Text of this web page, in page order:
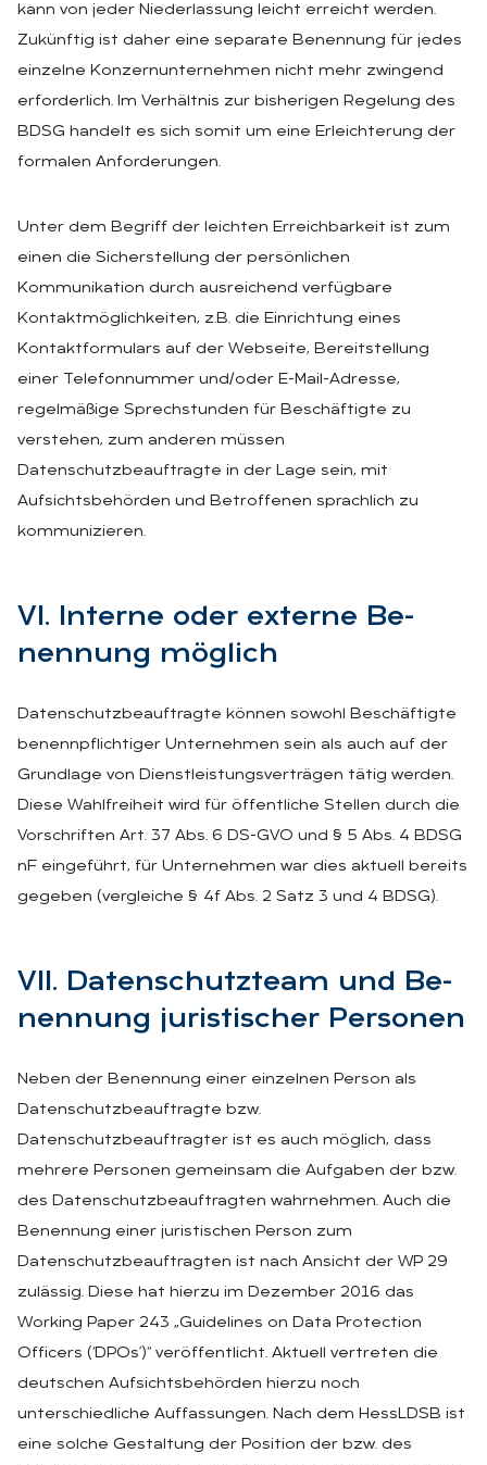
kann von jeder Niederlassung leicht erreicht werden.
Zukünftig ist daher eine separate Benennung für jedes
einzelne Konzernunternehmen nicht mehr zwingend
erforderlich. Im Verhältnis zur bisherigen Regelung des
BDSG handelt es sich somit um eine Erleichterung der
formalen Anforderungen.
Unter dem Begriff der leichten Erreichbarkeit ist zum
einen die Sicherstellung der persönlichen
Kommunikation durch ausreichend verfügbare
Kontaktmöglichkeiten, z.B. die Einrichtung eines
Kontaktformulars auf der Webseite, Bereitstellung
einer Telefonnummer und/oder E-Mail-Adresse,
regelmäßige Sprechstunden für Beschäftigte zu
verstehen, zum anderen müssen
Datenschutzbeauftragte in der Lage sein, mit
Aufsichtsbehörden und Betroffenen sprachlich zu
kommunizieren.
VI. In­ter­ne oder ex­ter­ne Be­
nen­nung mög­lich
Datenschutzbeauftragte können sowohl Beschäftigte
benennpflichtiger Unternehmen sein als auch auf der
Grundlage von Dienstleistungsverträgen tätig werden.
Diese Wahlfreiheit wird für öffentliche Stellen durch die
Vorschriften Art. 37 Abs. 6 DS-GVO und § 5 Abs. 4 BDSG
nF eingeführt, für Unternehmen war dies aktuell bereits
gegeben (vergleiche § 4f Abs. 2 Satz 3 und 4 BDSG).
VII. Da­ten­schutz­team und Be­
nen­nung ju­ris­ti­scher Per­so­nen
Neben der Benennung einer einzelnen Person als
Datenschutzbeauftragte bzw.
Datenschutzbeauftragter ist es auch möglich, dass
mehrere Personen gemeinsam die Aufgaben der bzw.
des Datenschutzbeauftragten wahrnehmen. Auch die
Benennung einer juristischen Person zum
Datenschutzbeauftragten ist nach Ansicht der WP 29
zulässig. Diese hat hierzu im Dezember 2016 das
Working Paper 243 „Guidelines on Data Protection
Officers (‘DPOs’)“ veröffentlicht. Aktuell vertreten die
deutschen Aufsichtsbehörden hierzu noch
unterschiedliche Auffassungen. Nach dem HessLDSB ist
eine solche Gestaltung der Position der bzw. des